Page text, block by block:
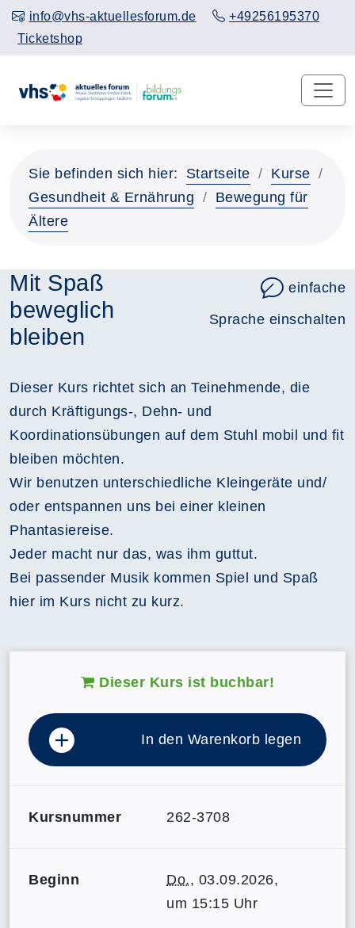
info@vhs-aktuellesforum.de
+49256195370
Ticketshop
Sie befinden sich hier: Startseite
Kurse
Gesundheit & Ernährung
Bewegung für
Ältere
Mit Spaß
beweglich
bleiben
einfache
Sprache einschalten
Dieser Kurs richtet sich an Teinehmende, die
durch Kräftigungs-, Dehn- und
Koordinationsübungen auf dem Stuhl mobil und fit
bleiben möchten.
Wir benutzen unterschiedliche Kleingeräte und/
oder entspannen uns bei einer kleinen
Phantasiereise.
Jeder macht nur das, was ihm guttut.
Bei passender Musik kommen Spiel und Spaß
hier im Kurs nicht zu kurz.
Dieser Kurs ist buchbar!
In den Warenkorb legen
Kursnummer 262-3708
Beginn Do., 03.09.2026,
um 15:15 Uhr